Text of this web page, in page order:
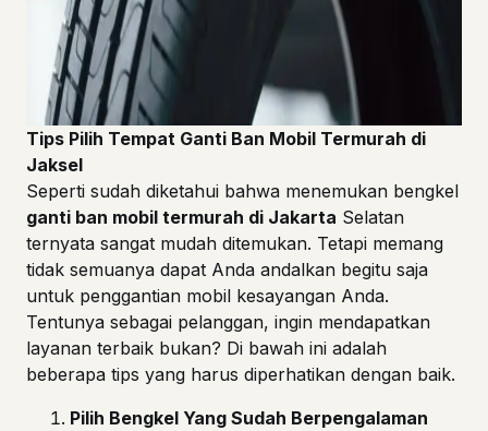
Tips Pilih Tempat Ganti Ban Mobil Termurah di
Jaksel
Seperti sudah diketahui bahwa menemukan bengkel
ganti ban mobil termurah di Jakarta Selatan
ternyata sangat mudah ditemukan. Tetapi memang
tidak semuanya dapat Anda andalkan begitu saja
untuk penggantian mobil kesayangan Anda.
Tentunya sebagai pelanggan, ingin mendapatkan
layanan terbaik bukan? Di bawah ini adalah
beberapa tips yang harus diperhatikan dengan baik.
Pilih Bengkel Yang Sudah Berpengalaman